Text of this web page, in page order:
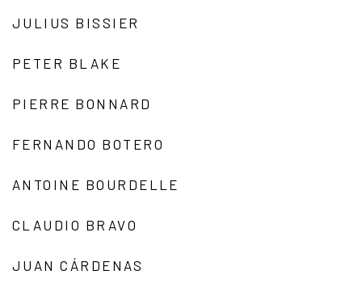
JULIUS BISSIER
PETER BLAKE
PIERRE BONNARD
FERNANDO BOTERO
ANTOINE BOURDELLE
CLAUDIO BRAVO
JUAN CÁRDENAS